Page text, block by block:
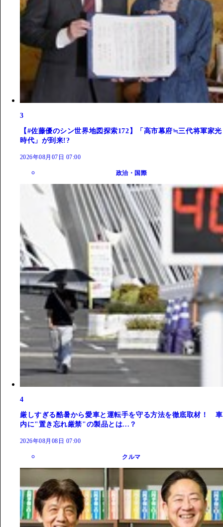
3
【#佐藤優のシン世界地図探索172】「高市幕府≒三代将軍家光
時代」が到来!?
2026年08月07日 07:00
政治・国際
4
厳しすぎる酷暑から愛車と運転手を守る方法を徹底取材！ 車
内に"置き忘れ厳禁"の製品とは...？
2026年08月08日 07:00
クルマ